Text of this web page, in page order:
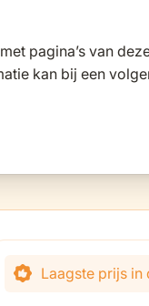
pagina’s van
kan bij een
Laagste prijs